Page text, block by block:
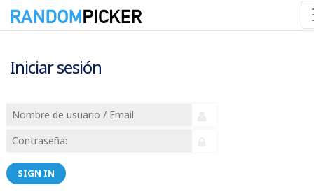
Iniciar sesión
SIGN IN